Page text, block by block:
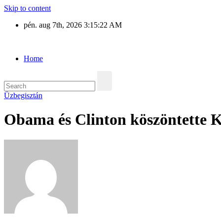
Skip to content
pén. aug 7th, 2026 3:15:23 AM
Home
Üzbegisztán
Obama és Clinton köszöntette